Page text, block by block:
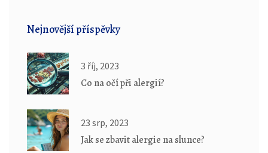
Nejnovější příspěvky
3 říj, 2023
Co na očí při alergií?
23 srp, 2023
Jak se zbavit alergie na slunce?